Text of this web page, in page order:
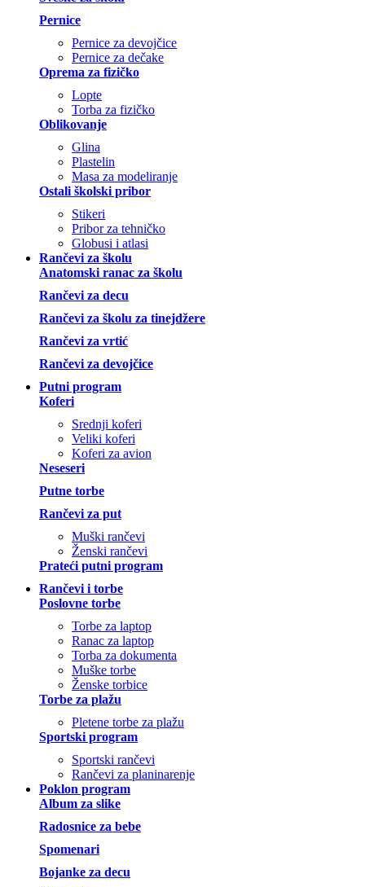
Pernice
Pernice za devojčice
Pernice za dečake
Oprema za fizičko
Lopte
Torba za fizičko
Oblikovanje
Glina
Plastelin
Masa za modeliranje
Ostali školski pribor
Stikeri
Pribor za tehničko
Globusi i atlasi
Rančevi za školu
Anatomski ranac za školu
Rančevi za decu
Rančevi za školu za tinejdžere
Rančevi za vrtić
Rančevi za devojčice
Putni program
Koferi
Srednji koferi
Veliki koferi
Koferi za avion
Neseseri
Putne torbe
Rančevi za put
Muški rančevi
Ženski rančevi
Prateći putni program
Rančevi i torbe
Poslovne torbe
Torbe za laptop
Ranac za laptop
Torba za dokumenta
Muške torbe
Ženske torbice
Torbe za plažu
Pletene torbe za plažu
Sportski program
Sportski rančevi
Rančevi za planinarenje
Poklon program
Album za slike
Radosnice za bebe
Spomenari
Bojanke za decu